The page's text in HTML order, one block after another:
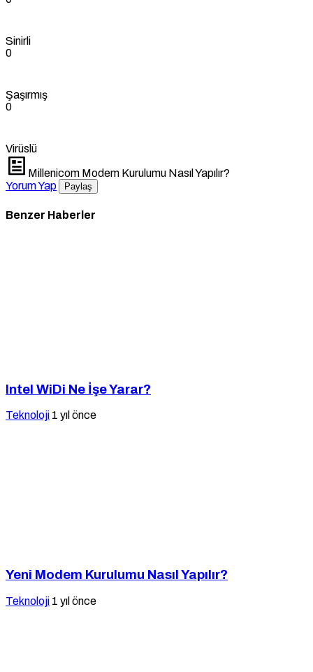
Sinirli
0
Şaşırmış
0
Virüslü
Millenicom Modem Kurulumu Nasıl Yapılır?
Yorum Yap
Paylaş
Benzer Haberler
Intel WiDi Ne İşe Yarar?
Teknoloji 1 yıl önce
Yeni Modem Kurulumu Nasıl Yapılır?
Teknoloji 1 yıl önce